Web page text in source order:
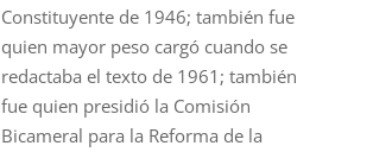
Constituyente de 1946; también fue
quien mayor peso cargó cuando se
redactaba el texto de 1961; también
fue quien presidió la Comisión
Bicameral para la Reforma de la